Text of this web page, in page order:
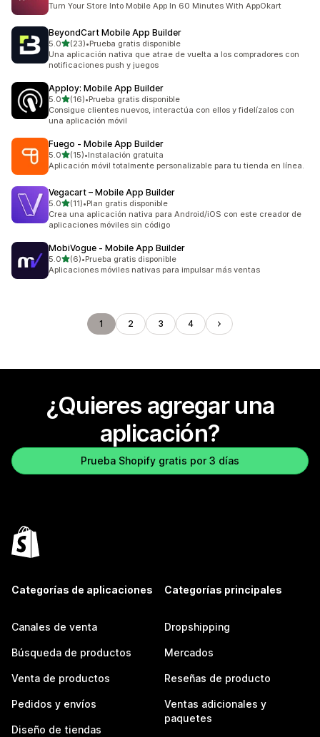
Turn Your Store Into Mobile App In 60 Minutes With AppOkart
BeyondCart Mobile App Builder
5.0de 5 estrellas
(23)
23 reseñas en total
•Prueba gratis disponible
Una aplicación nativa que atrae de vuelta a los compradores con
notificaciones push y juegos
Apploy: Mobile App Builder
5.0de 5 estrellas
(16)
16 reseñas en total
•Prueba gratis disponible
Consigue clientes nuevos, interactúa con ellos y fidelízalos con
una aplicación móvil
Fuego ‑ Mobile App Builder
5.0de 5 estrellas
(15)
15 reseñas en total
•Instalación gratuita
Aplicación móvil totalmente personalizable para tu tienda en línea.
Vegacart – Mobile App Builder
5.0de 5 estrellas
(11)
11 reseñas en total
•Plan gratis disponible
Crea una aplicación nativa para Android/iOS con este creador de
aplicaciones móviles sin código
MobiVogue ‑ Mobile App Builder
5.0de 5 estrellas
(6)
6 reseñas en total
•Prueba gratis disponible
Aplicaciones móviles nativas para impulsar más ventas
1 2 3 4
¿Quieres agregar una
aplicación?
Prueba Shopify gratis por 3 días
Categorías de aplicaciones
Canales de venta
Búsqueda de productos
Venta de productos
Pedidos y envíos
Diseño de tiendas
Categorías principales
Dropshipping
Mercados
Reseñas de producto
Ventas adicionales y
paquetes